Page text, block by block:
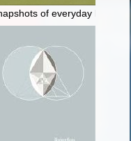
of everyday life of